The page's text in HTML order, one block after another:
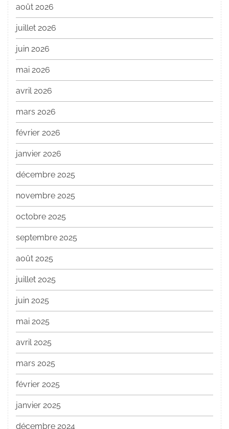
août 2026
juillet 2026
juin 2026
mai 2026
avril 2026
mars 2026
février 2026
janvier 2026
décembre 2025
novembre 2025
octobre 2025
septembre 2025
août 2025
juillet 2025
juin 2025
mai 2025
avril 2025
mars 2025
février 2025
janvier 2025
décembre 2024